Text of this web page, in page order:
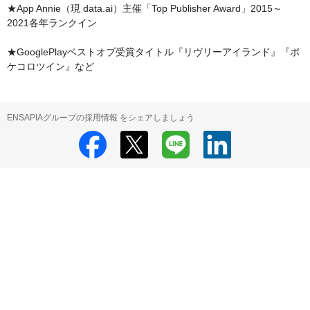
★App Annie（現 data.ai）主催「Top Publisher Award」2015～
2021各年ランクイン
★GooglePlayベストオブ受賞タイトル『リヴリーアイランド』『ポ
ケコロツイン』など
ENSAPIAグループの採用情報 をシェアしましょう